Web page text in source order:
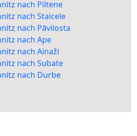
nach Piltene
nach Staicele
nach Pāvilosta
nach Ape
nach Ainaži
nach Subate
nach Durbe